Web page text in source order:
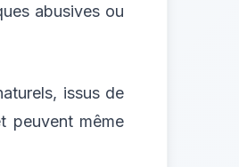
abusives ou
issus de
peuvent même